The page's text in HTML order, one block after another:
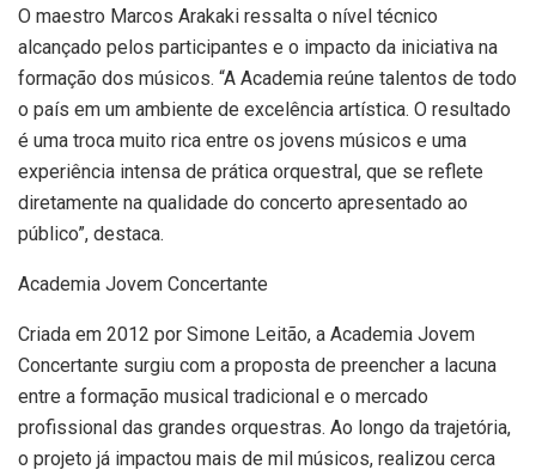
O maestro Marcos Arakaki ressalta o nível técnico
alcançado pelos participantes e o impacto da iniciativa na
formação dos músicos. “A Academia reúne talentos de todo
o país em um ambiente de excelência artística. O resultado
é uma troca muito rica entre os jovens músicos e uma
experiência intensa de prática orquestral, que se reflete
diretamente na qualidade do concerto apresentado ao
público”, destaca.
Academia Jovem Concertante
Criada em 2012 por Simone Leitão, a Academia Jovem
Concertante surgiu com a proposta de preencher a lacuna
entre a formação musical tradicional e o mercado
profissional das grandes orquestras. Ao longo da trajetória,
o projeto já impactou mais de mil músicos, realizou cerca